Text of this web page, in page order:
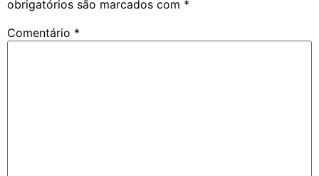
obrigatórios são marcados com *
Comentário *